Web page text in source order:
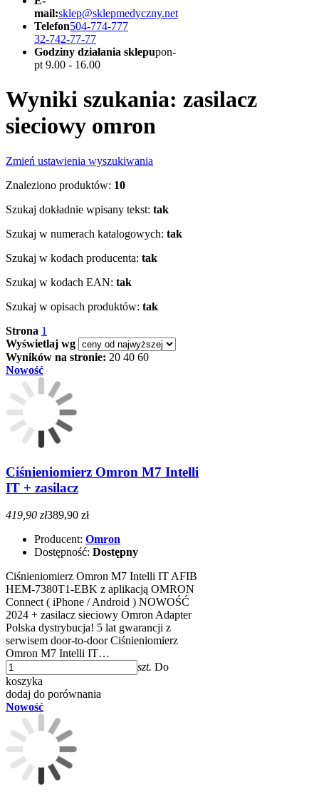
mail:sklep@sklepmedyczny.net
Telefon504-774-777
32-742-77-77
Godziny działania sklepupon-
pt 9.00 - 16.00
Wyniki szukania: zasilacz
sieciowy omron
Zmień ustawienia wyszukiwania
Znaleziono produktów: 10
Szukaj dokładnie wpisany tekst: tak
Szukaj w numerach katalogowych: tak
Szukaj w kodach producenta: tak
Szukaj w kodach EAN: tak
Szukaj w opisach produktów: tak
Strona 1
Wyświetlaj wg
Wyników na stronie: 20 40 60
Nowość
Ciśnieniomierz Omron M7 Intelli
IT + zasilacz
419,90 zł389,90 zł
Producent: Omron
Dostępność: Dostępny
Ciśnieniomierz Omron M7 Intelli IT AFIB
HEM-7380T1-EBK z aplikacją OMRON
Connect ( iPhone / Android ) NOWOŚĆ
2024 + zasilacz sieciowy Omron Adapter
Polska dystrybucja! 5 lat gwarancji z
serwisem door-to-door Ciśnieniomierz
Omron M7 Intelli IT…
szt. Do
koszyka
dodaj do porównania
Nowość